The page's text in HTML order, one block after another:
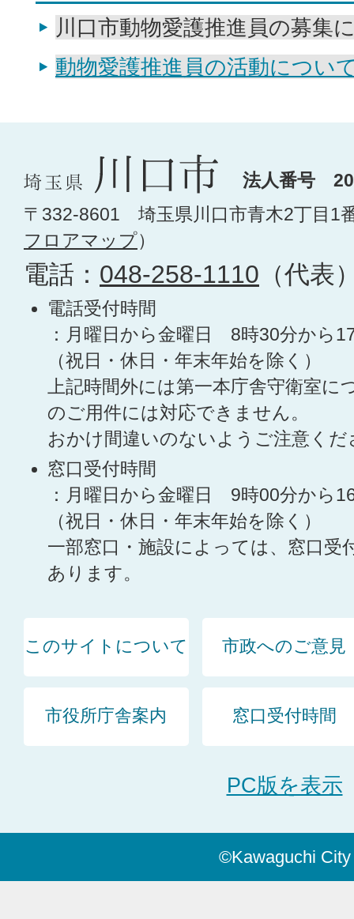
川口市動物愛護推進員の募集
動物愛護推進員の活動につい
法人番号
〒332-8601 埼玉県川口市青木2丁目1
フロアマップ）
電話： 048-258-1110 （代表
電話受付時間
：月曜日から金曜日 8時30分から
（祝日・休日・年末年始を除く）
上記時間外には第一本庁舎守衛室に
のご用件には対応できません。
おかけ間違いのないようご注意くだ
窓口受付時間
：月曜日から金曜日 9時00分から
（祝日・休日・年末年始を除く）
一部窓口・施設によっては、窓口受
あります。
このサイトについて 市政へのご意見
市役所庁舎案内 窓口受付時間
PC版を表示
©Kawaguchi City